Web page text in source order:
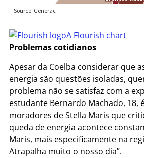
A Flourish chart
Problemas cotidianos
Apesar da Coelba considerar que
energia são questões isoladas,
problema não se satisfaz com a
estudante Bernardo Machado, 18,
moradores de Stella Maris que
queda de energia acontece
Maris, mais especificamente na
Atrapalha muito o nosso dia”.